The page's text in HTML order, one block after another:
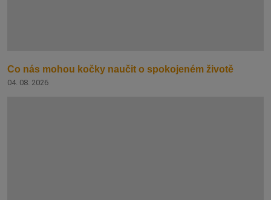
Co nás mohou kočky naučit o spokojeném životě
04. 08. 2026